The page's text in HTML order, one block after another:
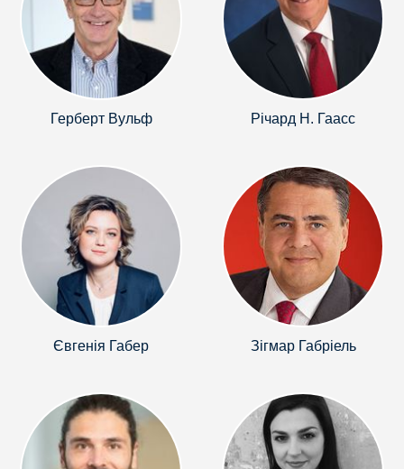
Герберт Вульф Річард Н. Гаасс
Євгенія Габер Зігмар Габріель